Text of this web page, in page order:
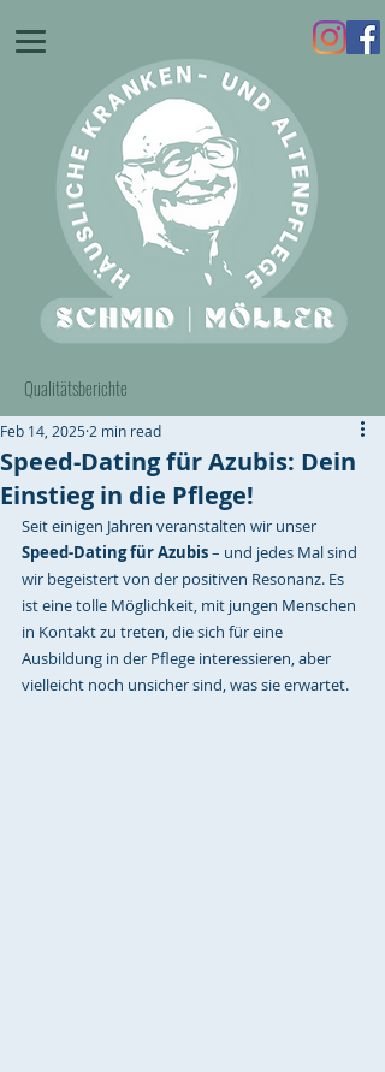
Qualitätsberichte
Speed-Dating für Azubis: Dein
Einstieg in die Pflege!
Feb 14, 2025 2 min read
Seit einigen Jahren veranstalten wir unser
Speed-Dating für Azubis – und jedes Mal sind
wir begeistert von der positiven Resonanz. Es
ist eine tolle Möglichkeit, mit jungen Menschen
in Kontakt zu treten, die sich für eine
Ausbildung in der Pflege interessieren, aber
vielleicht noch unsicher sind, was sie erwartet.